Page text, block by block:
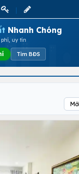
Nhanh Chóng
uy tín
Tìm BĐS